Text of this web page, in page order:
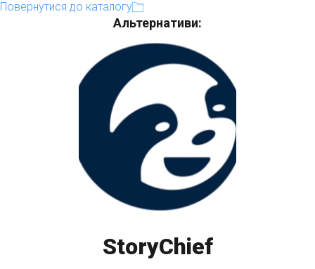
Повернутися до каталогу
Альтернативи:
StoryChief